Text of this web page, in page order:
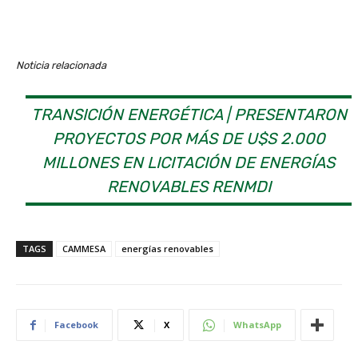
Noticia relacionada
TRANSICIÓN ENERGÉTICA | PRESENTARON
PROYECTOS POR MÁS DE U$S 2.000
MILLONES EN LICITACIÓN DE ENERGÍAS
RENOVABLES RENMDI
TAGS CAMMESA energías renovables
Facebook X WhatsApp